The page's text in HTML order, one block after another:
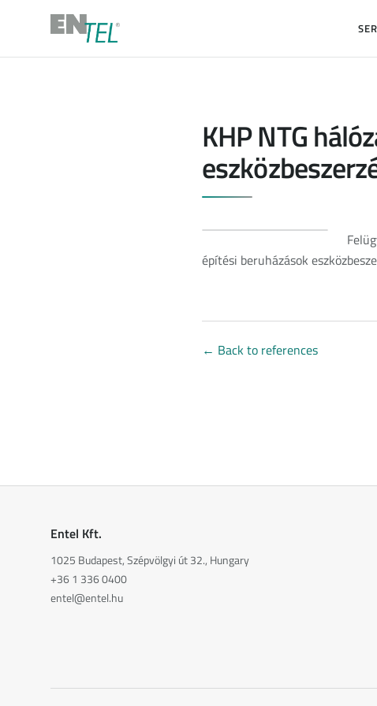
KHP NTG
építési beruházások
← Back to references
Entel Kft.
1025 Budapest, Szépvölgyi út 32., Hungary
+36 1 336 0400
entel@entel.hu